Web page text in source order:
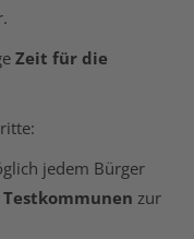
Zeit für die
jedem Bürger
zur